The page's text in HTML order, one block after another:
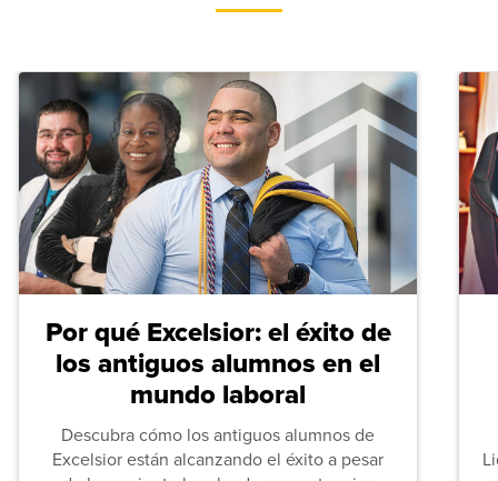
Por qué Excelsior: el éxito de
los antiguos alumnos en el
mundo laboral
Descubra cómo los antiguos alumnos de
Excelsior están alcanzando el éxito a pesar